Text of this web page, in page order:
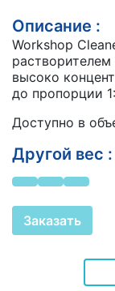
Описание :
Workshop
высоко
до пропорции
Доступно в
Другой вес :
Заказать